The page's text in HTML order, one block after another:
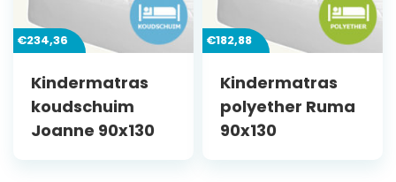
€234,36
Kindermatras
koudschuim
Joanne 90x130
€182,88
Kindermatras
polyether Ruma
90x130